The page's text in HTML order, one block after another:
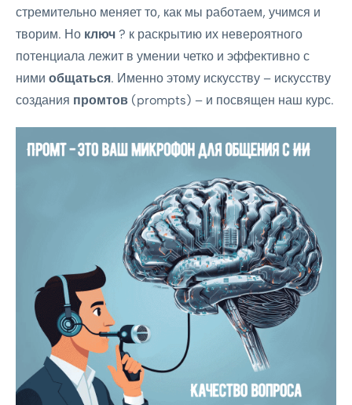
стремительно меняет то, как мы работаем, учимся и
творим. Но ключ ? к раскрытию их невероятного
потенциала лежит в умении четко и эффективно с
ними общаться. Именно этому искусству – искусству
создания промтов (prompts) – и посвящен наш курс.